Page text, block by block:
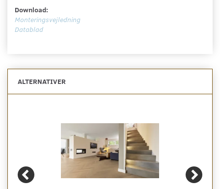
Download:
Monteringsvejledning
Datablad
ALTERNATIVER